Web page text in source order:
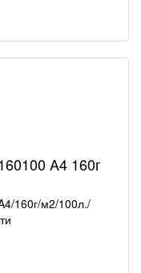
A4 160г
160г/м2/100л./